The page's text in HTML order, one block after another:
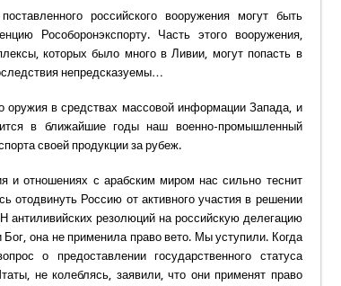
российского вооружения могут быть
Рособоронэкспорту. Часть этого вооружения,
которых было много в Ливии, могут попасть в
непредсказуемы…
оружия в средствах массовой информации Запада, и
в ближайшие годы наш военно-промышленный
своей продукции за рубеж.
и отношениях с арабским миром нас сильно теснит
отодвинуть Россию от активного участия в решении
резолюций на российскую делегацию
она не применила право вето. Мы уступили. Когда
о предоставлении государственного статуса
не колеблясь, заявили, что они применят право